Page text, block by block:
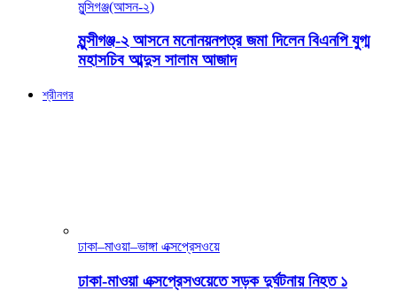
মুন্সিগঞ্জ(আসন-২)
মুন্সীগঞ্জ-২ আসনে মনোনয়নপত্র জমা দিলেন বিএনপি যুগ্ম
মহাসচিব আব্দুস সালাম আজাদ
শ্রীনগর
ঢাকা–মাওয়া–ভাঙ্গা এক্সপ্রেসওয়ে
ঢাকা-মাওয়া এক্সপ্রেসওয়েতে সড়ক দুর্ঘটনায় নিহত ১